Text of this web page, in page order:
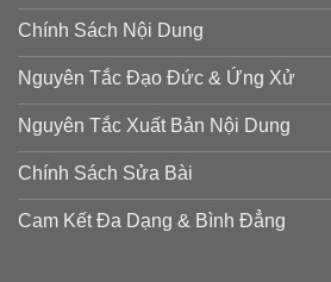
Chính Sách Nội Dung
Nguyên Tắc Đạo Đức & Ứng Xử
Nguyên Tắc Xuất Bản Nội Dung
Chính Sách Sửa Bài
Cam Kết Đa Dạng & Bình Đẳng